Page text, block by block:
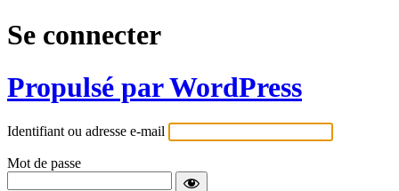
Se connecter
Propulsé par WordPress
Identifiant ou adresse e-mail
Mot de passe